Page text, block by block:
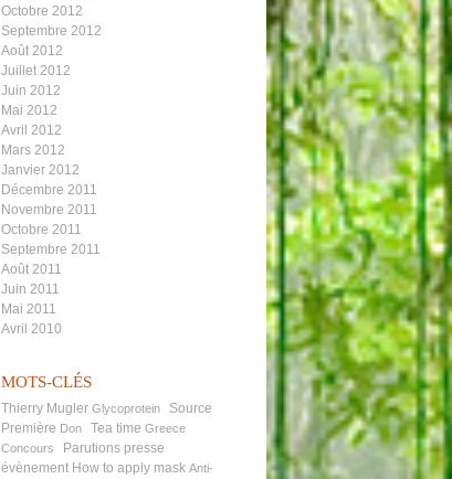
Octobre 2012
Septembre 2012
Août 2012
Juillet 2012
Juin 2012
Mai 2012
Avril 2012
Mars 2012
Janvier 2012
Décembre 2011
Novembre 2011
Octobre 2011
Septembre 2011
Août 2011
Juin 2011
Mai 2011
Avril 2010
MOTS-CLÉS
Thierry Mugler Glycoprotein
Source
Première Don Tea time Greece
Concours
Parutions presse
évènement How to apply mask Anti-